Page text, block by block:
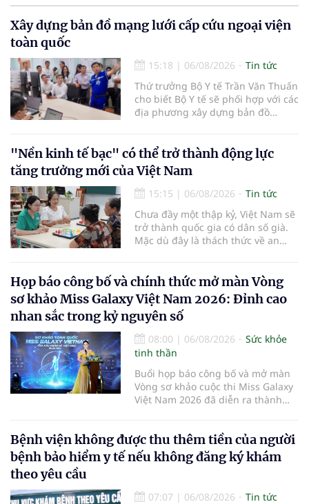
Xây dựng bản đồ mạng lưới cấp cứu ngoại viện
toàn quốc
15:18 | 06/08/2026
Tin tức
Thứ trưởng Bộ Y tế Trần Văn Thuấn
cho biết Bộ Y tế sẽ phối hợp với các
địa phương xây dựng bản đồ
thiện cơ chế tài chính và đa dạng
hóa phương tiện nhằm nâng cao
năng lực cấp cứu trước viện trên
phạm vi cả nước.
"Nền kinh tế bạc" có thể trở thành động lực
tăng trưởng mới của Việt Nam
15:15 | 06/08/2026
Tin tức
Chưa đầy một thập kỷ, Việt Nam sẽ
trở thành quốc gia có dân số già.
Mặc dù đây là thách thức về an
có giá trị hàng tỷ USD.
Họp báo công bố và chính thức mở màn Vòng
sơ khảo Miss Galaxy Việt Nam 2026: Đỉnh cao
nhan sắc trong kỷ nguyên số
08:00 | 06/08/2026
Sức khỏe
tinh thần
Buổi họp báo công bố và mở màn
Vòng sơ khảo cuộc thi Miss Galaxy
Việt Nam 2026 đã diễn ra thành
sắc quy mô, khác biệt và tiên
phong – nơi tôn vinh vẻ đẹp thời
đại mới kết hợp giữa Tri thức, Bản
Bệnh viện không được thu thêm tiền của người
bệnh bảo hiểm y tế nếu không đăng ký khám
theo yêu cầu
07:07 | 06/08/2026
Tin tức